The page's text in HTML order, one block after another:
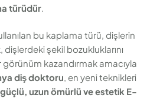
türüdür.
bu kaplama türü, dişlerin
şekil bozukluklarını
kazandırmak amacıyla
diş doktoru, en yeni teknikleri
güçlü, uzun ömürlü ve estetik E-